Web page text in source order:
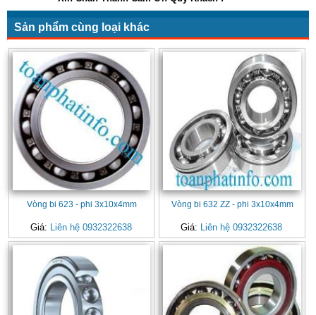
Sản phẩm cùng loại khác
Vòng bi 623 - phi 3x10x4mm
Giá: Liên hệ 0932322638
Vòng bi 632 ZZ - phi 3x10x4mm
Giá: Liên hệ 0932322638